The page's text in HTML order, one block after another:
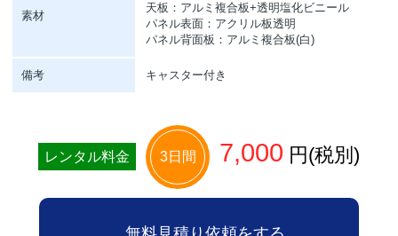
素材
天板：アルミ複合板+透明塩化ビニール
パネル表面：アクリル板透明
パネル背面板：アルミ複合板(白)
備考 キャスター付き
レンタル料金 3日間 7,000 円(税別)